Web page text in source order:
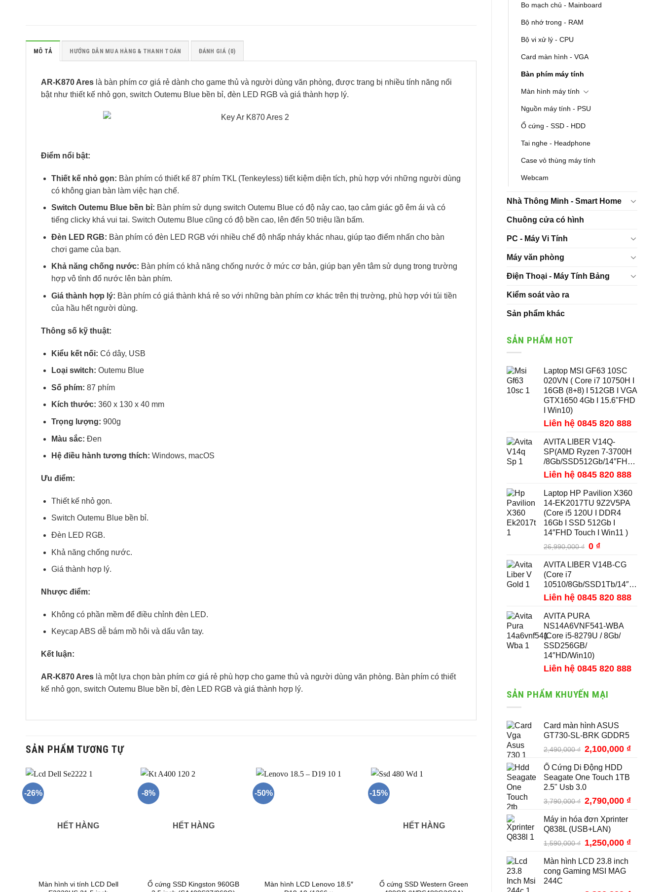
Bo mạch chủ - Mainboard
Bộ nhớ trong - RAM
Bộ vi xử lý - CPU
Card màn hình - VGA
Bàn phím máy tính
Màn hình máy tính
Nguồn máy tính - PSU
Ổ cứng - SSD - HDD
Tai nghe - Headphone
Case vỏ thùng máy tính
Webcam
Nhà Thông Minh - Smart Home
Chuông cửa có hình
PC - Máy Vi Tính
Máy văn phòng
Điện Thoại - Máy Tính Bảng
Kiểm soát vào ra
Sản phẩm khác
SẢN PHẨM HOT
Laptop MSI GF63 10SC
020VN ( Core i7 10750H I
16GB (8+8) I 512GB I VGA
GTX1650 4Gb I 15.6"FHD
I Win10)
Liên hệ 0845 820 888
AVITA LIBER V14Q-
SP(AMD Ryzen 7-3700H
/8Gb/SSD512Gb/14″FHD/Win10)
Liên hệ 0845 820 888
Laptop HP Pavilion X360
14-EK2017TU 9Z2V5PA
(Core i5 120U I DDR4
16Gb I SSD 512Gb I
14″FHD Touch I Win11 )
26,990,000₫ Giá
là:
0 ₫Giá
tại
0 ₫.
AVITA LIBER V14B-CG
(Core i7
10510/8Gb/SSD1Tb/14″FHD/Win10)
Liên hệ 0845 820 888
AVITA PURA
NS14A6VNF541-WBA
(Core i5-8279U / 8Gb/
SSD256GB/
14″HD/Win10)
Liên hệ 0845 820 888
SẢN PHẨM KHUYẾN MẠI
Card màn hình ASUS
GT730-SL-BRK GDDR5
2,490,000₫ Giá
là:
2,490,000 ₫.
2,100,000 ₫Giá
Ổ Cứng Di Động HDD
Seagate One Touch 1TB
2.5" Usb 3.0
3,790,000₫ Giá
là:
3,790,000 ₫.
2,790,000 ₫Giá
Máy in hóa đơn Xprinter
Q838L (USB+LAN)
1,590,000₫ Giá
là:
1,590,000 ₫.
1,250,000 ₫Giá
Màn hình LCD 23.8 inch
cong Gaming MSI MAG
244C
MÔ TẢ HƯỚNG DẪN MUA HÀNG & THANH TOÁN ĐÁNH GIÁ (0)
AR-K870 Ares là bàn phím cơ giá rẻ dành cho game thủ và người dùng văn phòng, được trang bị nhiều tính năng nổi
bật như thiết kế nhỏ gọn, switch Outemu Blue bền bỉ, đèn LED RGB và giá thành hợp lý.
Điểm nổi bật:
Thiết kế nhỏ gọn: Bàn phím có thiết kế 87 phím TKL (Tenkeyless) tiết kiệm diện tích, phù hợp với những người dùng
có không gian bàn làm việc hạn chế.
Switch Outemu Blue bền bỉ: Bàn phím sử dụng switch Outemu Blue có độ nảy cao, tạo cảm giác gõ êm ái và có
tiếng clicky khá vui tai. Switch Outemu Blue cũng có độ bền cao, lên đến 50 triệu lần bấm.
Đèn LED RGB: Bàn phím có đèn LED RGB với nhiều chế độ nhấp nháy khác nhau, giúp tạo điểm nhấn cho bàn
chơi game của bạn.
Khả năng chống nước: Bàn phím có khả năng chống nước ở mức cơ bản, giúp bạn yên tâm sử dụng trong trường
hợp vô tình đổ nước lên bàn phím.
Giá thành hợp lý: Bàn phím có giá thành khá rẻ so với những bàn phím cơ khác trên thị trường, phù hợp với túi tiền
của hầu hết người dùng.
Thông số kỹ thuật:
Kiểu kết nối: Có dây, USB
Loại switch: Outemu Blue
Số phím: 87 phím
Kích thước: 360 x 130 x 40 mm
Trọng lượng: 900g
Màu sắc: Đen
Hệ điều hành tương thích: Windows, macOS
Ưu điểm:
Thiết kế nhỏ gọn.
Switch Outemu Blue bền bỉ.
Đèn LED RGB.
Khả năng chống nước.
Giá thành hợp lý.
Nhược điểm:
Không có phần mềm để điều chỉnh đèn LED.
Keycap ABS dễ bám mồ hôi và dấu vân tay.
Kết luận:
AR-K870 Ares là một lựa chọn bàn phím cơ giá rẻ phù hợp cho game thủ và người dùng văn phòng. Bàn phím có thiết
kế nhỏ gọn, switch Outemu Blue bền bỉ, đèn LED RGB và giá thành hợp lý.
SẢN PHẨM TƯƠNG TỰ
-26%
HẾT HÀNG
Màn hình vi tính LCD Dell
-8%
HẾT HÀNG
Ổ cứng SSD Kingston 960GB
-50%
Màn hình LCD Lenovo 18.5″
-15%
HẾT HÀNG
Ổ cứng SSD Western Green